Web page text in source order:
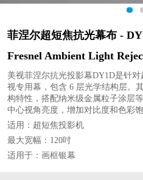
1
菲涅尔超短焦抗光幕布 -
Fresnel Ambient Light
美视菲涅尔抗光投影幕DY1D是针
视专用幕，包含 6 层光学结构层。
构特性，搭配纳米级金属粒子涂层
中心视角亮度，增加对比度和色彩饱
适用：超短焦投影机
最大宽幅：120吋
适用于：画框银幕